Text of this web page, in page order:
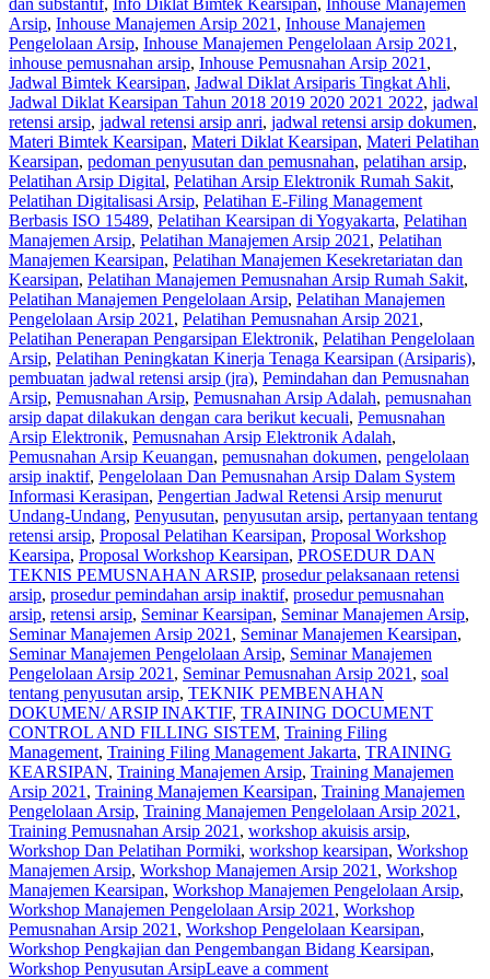
Arsip, Inhouse Manajemen Arsip 2021 , Inhouse Manajemen
Pengelolaan Arsip, Inhouse Manajemen Pengelolaan Arsip 2021 ,
inhouse pemusnahan arsip, Inhouse Pemusnahan Arsip 2021 ,
Jadwal Bimtek Kearsipan, Jadwal Diklat Arsiparis Tingkat Ahli,
Jadwal Diklat Kearsipan Tahun 2018 2019 2020 2021 2022, jadwal
retensi arsip, jadwal retensi arsip anri, jadwal retensi arsip dokumen,
Materi Bimtek Kearsipan, Materi Diklat Kearsipan, Materi Pelatihan
Kearsipan, pedoman penyusutan dan pemusnahan, pelatihan arsip,
Pelatihan Arsip Digital, Pelatihan Arsip Elektronik Rumah Sakit,
Pelatihan Digitalisasi Arsip, Pelatihan E-Filing Management
Berbasis ISO 15489, Pelatihan Kearsipan di Yogyakarta, Pelatihan
Manajemen Arsip, Pelatihan Manajemen Arsip 2021 , Pelatihan
Manajemen Kearsipan, Pelatihan Manajemen Kesekretariatan dan
Kearsipan, Pelatihan Manajemen Pemusnahan Arsip Rumah Sakit,
Pelatihan Manajemen Pengelolaan Arsip, Pelatihan Manajemen
Pengelolaan Arsip 2021 , Pelatihan Pemusnahan Arsip 2021 ,
Pelatihan Penerapan Pengarsipan Elektronik, Pelatihan Pengelolaan
Arsip, Pelatihan Peningkatan Kinerja Tenaga Kearsipan (Arsiparis),
pembuatan jadwal retensi arsip (jra), Pemindahan dan Pemusnahan
Arsip, Pemusnahan Arsip, Pemusnahan Arsip Adalah, pemusnahan
arsip dapat dilakukan dengan cara berikut kecuali, Pemusnahan
Arsip Elektronik, Pemusnahan Arsip Elektronik Adalah,
Pemusnahan Arsip Keuangan, pemusnahan dokumen, pengelolaan
arsip inaktif, Pengelolaan Dan Pemusnahan Arsip Dalam System
Informasi Kerasipan, Pengertian Jadwal Retensi Arsip menurut
Undang-Undang, Penyusutan, penyusutan arsip, pertanyaan tentang
retensi arsip, Proposal Pelatihan Kearsipan, Proposal Workshop
Kearsipa, Proposal Workshop Kearsipan, PROSEDUR DAN
TEKNIS PEMUSNAHAN ARSIP, prosedur pelaksanaan retensi
arsip, prosedur pemindahan arsip inaktif, prosedur pemusnahan
arsip, retensi arsip, Seminar Kearsipan, Seminar Manajemen Arsip,
Seminar Manajemen Arsip 2021 , Seminar Manajemen Kearsipan,
Seminar Manajemen Pengelolaan Arsip, Seminar Manajemen
Pengelolaan Arsip 2021 , Seminar Pemusnahan Arsip 2021 , soal
tentang penyusutan arsip, TEKNIK PEMBENAHAN
DOKUMEN/ ARSIP INAKTIF, TRAINING DOCUMENT
CONTROL AND FILLING SISTEM, Training Filing
Management, Training Filing Management Jakarta, TRAINING
KEARSIPAN, Training Manajemen Arsip, Training Manajemen
Arsip 2021 , Training Manajemen Kearsipan, Training Manajemen
Pengelolaan Arsip, Training Manajemen Pengelolaan Arsip 2021 ,
Training Pemusnahan Arsip 2021 , workshop akuisis arsip,
Workshop Dan Pelatihan Pormiki, workshop kearsipan, Workshop
Manajemen Arsip, Workshop Manajemen Arsip 2021 , Workshop
Manajemen Kearsipan, Workshop Manajemen Pengelolaan Arsip,
Workshop Manajemen Pengelolaan Arsip 2021 , Workshop
Pemusnahan Arsip 2021 , Workshop Pengelolaan Kearsipan,
Workshop Pengkajian dan Pengembangan Bidang Kearsipan,
Workshop Penyusutan ArsipLeave a comment